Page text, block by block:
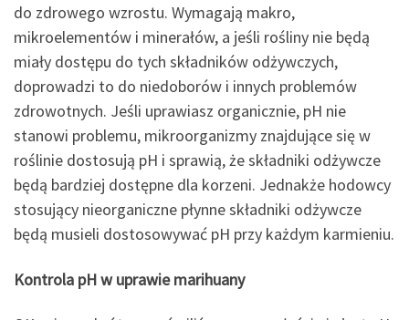
do zdrowego wzrostu. Wymagają makro,
mikroelementów i minerałów, a jeśli rośliny nie będą
miały dostępu do tych składników odżywczych,
doprowadzi to do niedoborów i innych problemów
zdrowotnych. Jeśli uprawiasz organicznie, pH nie
stanowi problemu, mikroorganizmy znajdujące się w
roślinie dostosują pH i sprawią, że składniki odżywcze
będą bardziej dostępne dla korzeni. Jednakże hodowcy
stosujący nieorganiczne płynne składniki odżywcze
będą musieli dostosowywać pH przy każdym karmieniu.
Kontrola pH w uprawie marihuany